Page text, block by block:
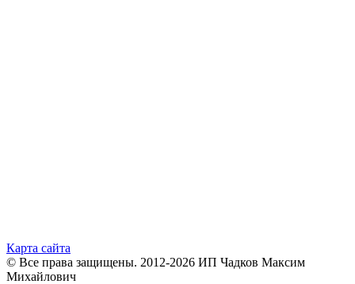
Карта сайта
© Все права защищены. 2012-2026 ИП Чадков Максим
Михайлович